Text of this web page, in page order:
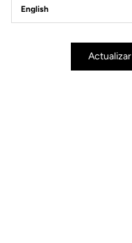
Actualizar